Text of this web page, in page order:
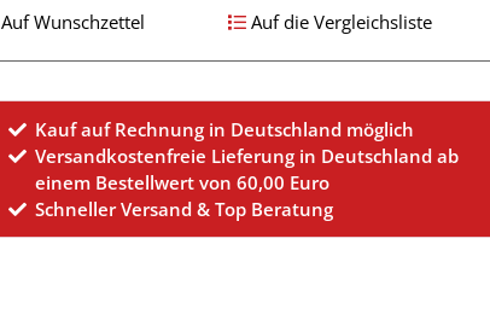
Auf Wunschzettel Auf die Vergleichsliste
Kauf auf Rechnung in Deutschland möglich
Versandkostenfreie Lieferung in Deutschland ab
einem Bestellwert von 60,00 Euro
Schneller Versand & Top Beratung